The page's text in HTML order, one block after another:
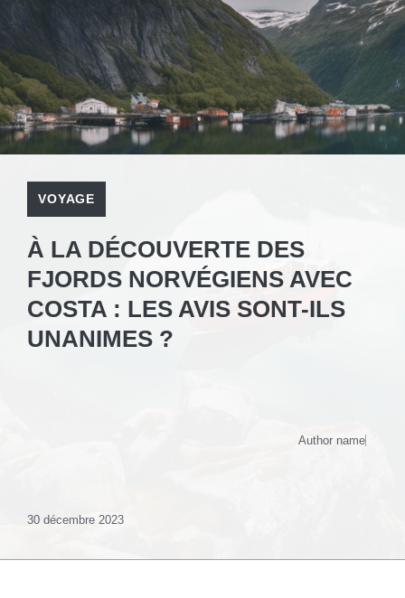
VOYAGE
À LA DÉCOUVERTE DES
FJORDS NORVÉGIENS AVEC
COSTA : LES AVIS SONT-ILS
UNANIMES ?
Author name
30 décembre 2023